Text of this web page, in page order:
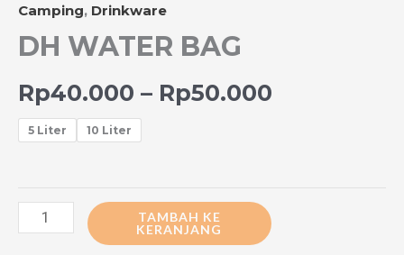
Camping, Drinkware
DH WATER BAG
Rp40.000 – Rp50.000
5 Liter 10 Liter
TAMBAH KE
KERANJANG